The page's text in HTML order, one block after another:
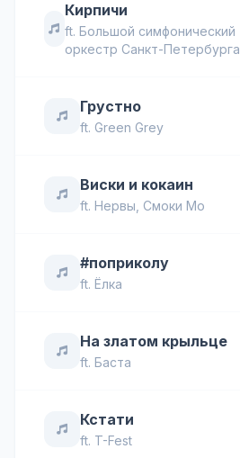
Кирпичи
ft. Большой симфонический
оркестр Санкт-Петербурга
Грустно
ft. Green Grey
Виски и кокаин
ft. Нервы Смоки Мо
#поприколу
ft. Ёлка
На златом крыльце
ft. Баста
Кстати
ft. T-Fest